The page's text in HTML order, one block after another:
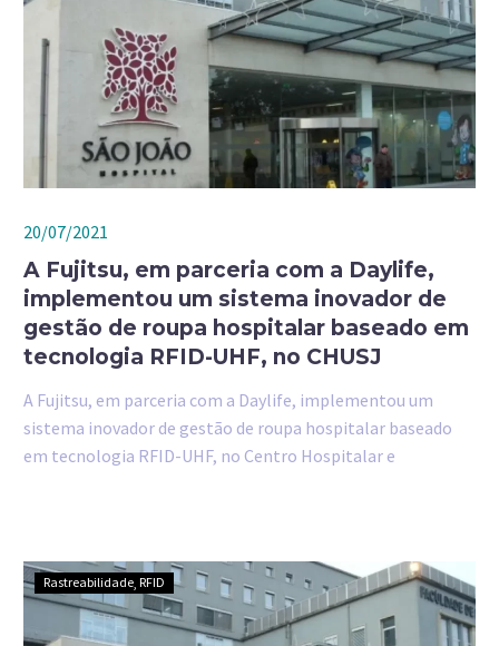
20/07/2021
A Fujitsu, em parceria com a Daylife,
implementou um sistema inovador de
gestão de roupa hospitalar baseado em
tecnologia RFID-UHF, no CHUSJ
A Fujitsu, em parceria com a Daylife, implementou um
sistema inovador de gestão de roupa hospitalar baseado
em tecnologia RFID-UHF, no Centro Hospitalar e
Rastreabilidade RFID